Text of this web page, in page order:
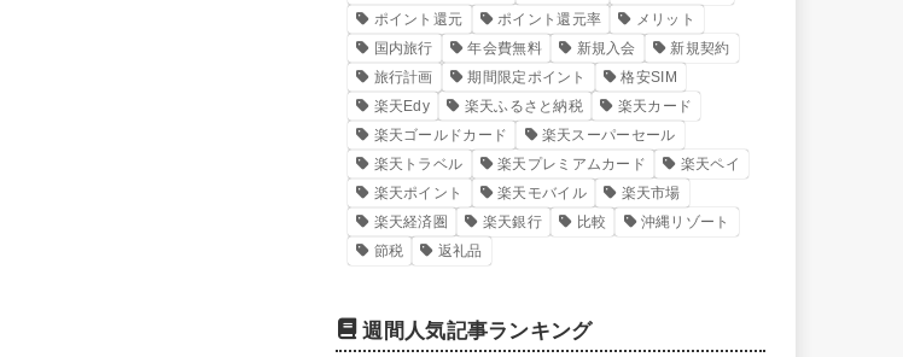
ポイント還元
ポイント還元率
メリット
国内旅行
年会費無料 新規入会
新規契約
旅行計画
期間限定ポイント
格安SIM
楽天Edy
楽天ふるさと納税
楽天カード
楽天ゴールドカード
楽天スーパーセール
楽天トラベル
楽天プレミアムカード
楽天ペイ
楽天ポイント
楽天モバイル
楽天市場
楽天経済圏
楽天銀行 比較
沖縄リゾート
節税
返礼品
週間人気記事ランキング